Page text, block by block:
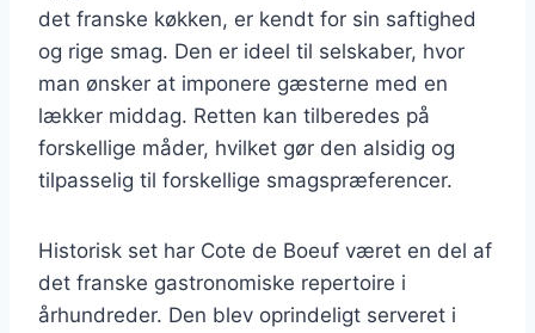
det franske køkken, er kendt for sin saftighed
og rige smag. Den er ideel til selskaber, hvor
man ønsker at imponere gæsterne med en
lækker middag. Retten kan tilberedes på
forskellige måder, hvilket gør den alsidig og
tilpasselig til forskellige smagspræferencer.
Historisk set har Cote de Boeuf været en del af
det franske gastronomiske repertoire i
århundreder. Den blev oprindeligt serveret i